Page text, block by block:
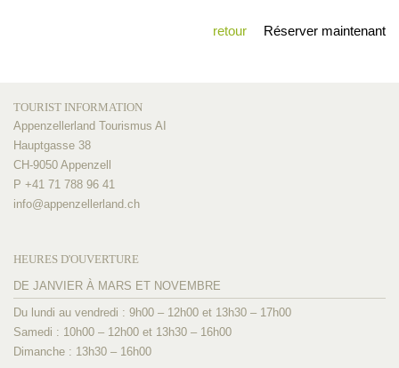
retour Réserver maintenant
TOURIST INFORMATION
Appenzellerland Tourismus AI
Hauptgasse 38
CH-9050 Appenzell
P +41 71 788 96 41
info@appenzellerland.ch
HEURES D'OUVERTURE
DE JANVIER À MARS ET NOVEMBRE
Du lundi au vendredi : 9h00 – 12h00 et 13h30 – 17h00
Samedi : 10h00 – 12h00 et 13h30 – 16h00
Dimanche : 13h30 – 16h00